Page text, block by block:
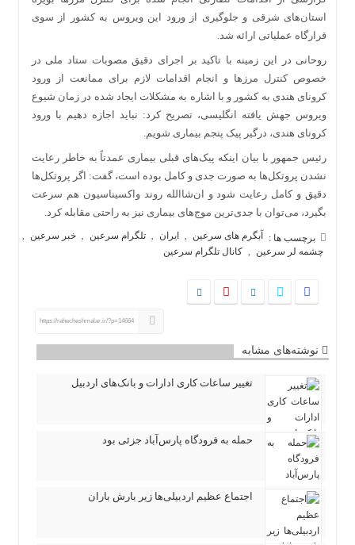
استان‌های شرقی و جلوگیری از ورود این ویروس به کشور از سوی
قرارگاه عملیاتی ارائه شد.
روحانی در این زمینه با تاکید بر اجرای دقیق مصوبات ستاد ملی در
خصوص کنترل مرزها و انجام اقدامات لازم برای ممانعت از ورود
کرونای هندی به کشور و با اشاره به مشکلات ایجاد شده در زمان شیوع
ویروس جهش یافته انگلیسی، تصریح کرد: نباید اجازه دهیم با ورود
کرونای هندی، درگیر پیک پنجم بیماری شویم.
رئیس جمهور با بیان اینکه پیک‌های قبلی بیماری عمدتاً به خاطر رعایت
نشدن پروتکل‌ها به صورت جدی و کامل بوده است، گفت: اگر پروتکل‌ها
دقیق و کامل رعایت شود و ان‌شاالله روند واکسیناسیون هم سرعت
بگیرد، می‌توان با جدی‌ترین موج‌های بیماری نیز به راحتی مقابله کرد.
برچسب ها : آبگرم های سرعین , ایران , تلگرام سرعین , خبر سرعین ,
چشمه لر سرعین , کانال تلگرام سرعین
https://rahecheshmalar.ir/?p=14664
نوشته‌های مشابه
تغییر ساعات کاری ادارات و بانک‌های اردبیل
حمله به فرودگاه پارس‌‌آباد جزئی بود
اجتماع عظیم اردبیلی‌ها زیر بارش باران